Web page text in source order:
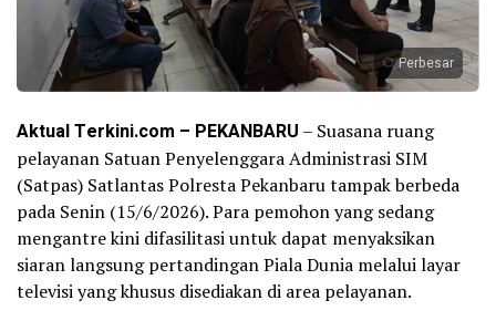
Perbesar
Aktual Terkini.com – PEKANBARU – Suasana ruang
pelayanan Satuan Penyelenggara Administrasi SIM
(Satpas) Satlantas Polresta Pekanbaru tampak berbeda
pada Senin (15/6/2026). Para pemohon yang sedang
mengantre kini difasilitasi untuk dapat menyaksikan
siaran langsung pertandingan Piala Dunia melalui layar
televisi yang khusus disediakan di area pelayanan.